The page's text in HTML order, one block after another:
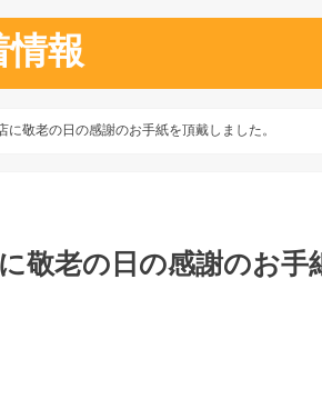
報
に敬老の日の感謝のお手紙を頂戴しました。
敬老の日の感謝のお手